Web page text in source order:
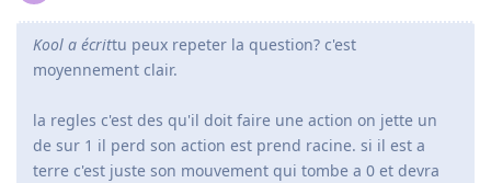
Kool a écrittu peux repeter la question? c'est
moyennement clair.
la regles c'est des qu'il doit faire une action on jette un
de sur 1 il perd son action est prend racine. si il est a
terre c'est juste son mouvement qui tombe a 0 et devra